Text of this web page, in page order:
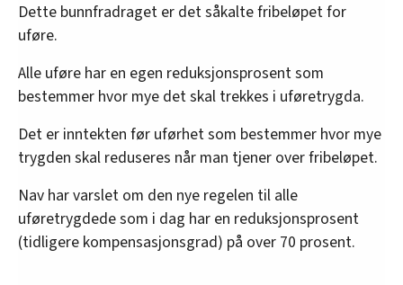
Dette bunnfradraget er det såkalte fribeløpet for
uføre.
Alle uføre har en egen reduksjonsprosent som
bestemmer hvor mye det skal trekkes i uføretrygda.
Det er inntekten før uførhet som bestemmer hvor mye
trygden skal reduseres når man tjener over fribeløpet.
Nav har varslet om den nye regelen til alle
uføretrygdede som i dag har en reduksjonsprosent
(tidligere kompensasjonsgrad) på over 70 prosent.